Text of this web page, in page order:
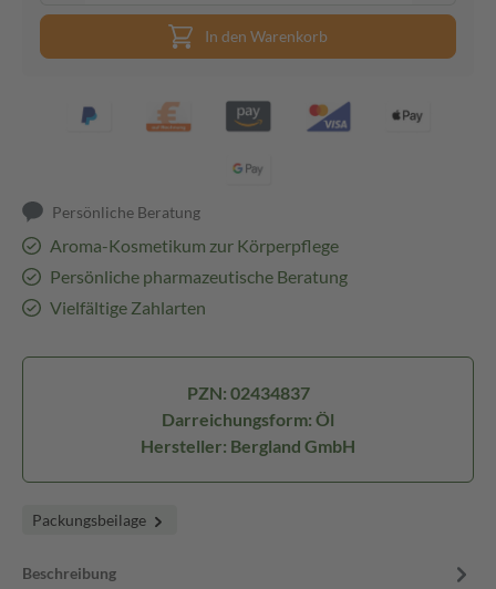
In den Warenkorb
Persönliche Beratung
Aroma-Kosmetikum zur Körperpflege
Persönliche pharmazeutische Beratung
Vielfältige Zahlarten
PZN: 02434837
Darreichungsform: Öl
Hersteller: Bergland GmbH
Packungsbeilage
Beschreibung